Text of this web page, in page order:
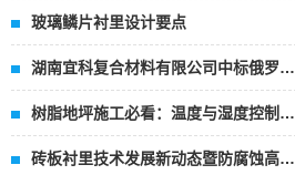
玻璃鳞片衬里设计要点
湖南宜科复合材料有限公司中标俄罗…
树脂地坪施工必看：温度与湿度控制…
砖板衬里技术发展新动态暨防腐蚀高…